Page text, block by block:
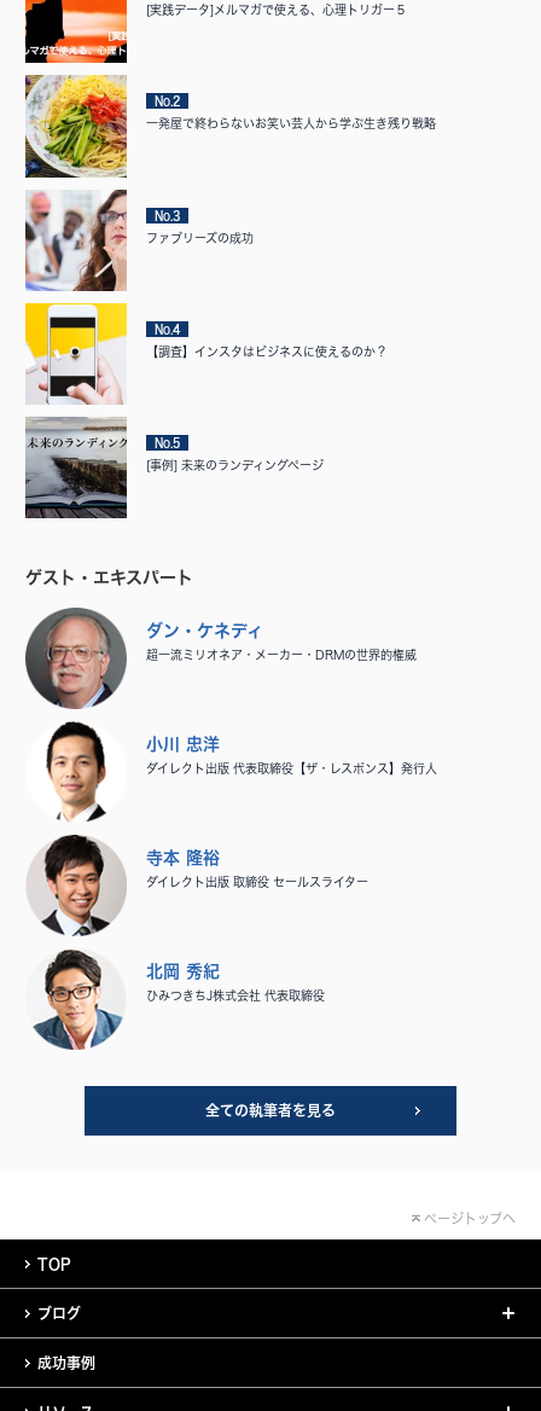
[実践データ]メルマガで使える、心理トリガー５
No.2
一発屋で終わらないお笑い芸人から学ぶ生き残り戦略
No.3
ファブリーズの成功
No.4
【調査】インスタはビジネスに使えるのか？
No.5
[事例] 未来のランディングページ
ゲスト・エキスパート
ダン・ケネディ
超一流ミリオネア・メーカー・DRMの世界的権威
小川 忠洋
ダイレクト出版 代表取締役【ザ・レスポンス】発行人
寺本 隆裕
ダイレクト出版 取締役 セールスライター
北岡 秀紀
ひみつきちJ株式会社 代表取締役
全ての執筆者を見る
ページトップへ
TOP
ブログ
成功事例